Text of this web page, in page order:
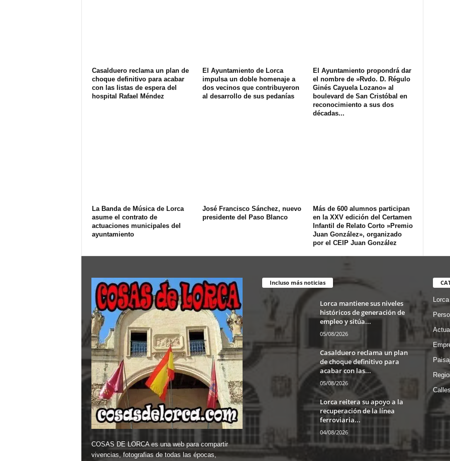
Casalduero reclama un plan de
choque definitivo para acabar
con las listas de espera del
hospital Rafael Méndez
El Ayuntamiento de Lorca
impulsa un doble homenaje a
dos vecinos que contribuyeron
al desarrollo de sus pedanías
El Ayuntamiento propondrá dar
el nombre de »Rvdo. D. Régulo
Ginés Cayuela Lozano» al
boulevard de San Cristóbal en
reconocimiento a sus dos
décadas...
La Banda de Música de Lorca
asume el contrato de
actuaciones municipales del
ayuntamiento
José Francisco Sánchez, nuevo
presidente del Paso Blanco
Más de 600 alumnos participan
en la XXV edición del Certamen
Infantil de Relato Corto »Premio
Juan González», organizado
por el CEIP Juan González
COSAS DE LORCA es una web para compartir
vivencias, fotografias de todas las épocas,
Incluso más noticias
Lorca mantiene sus niveles
históricos de generación de
empleo y sitúa...
05/08/2026
Casalduero reclama un plan
de choque definitivo para
acabar con las...
05/08/2026
Lorca reitera su apoyo a la
recuperación de la línea
ferroviaria...
04/08/2026
Lorca